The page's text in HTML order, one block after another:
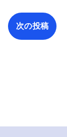
次の投稿